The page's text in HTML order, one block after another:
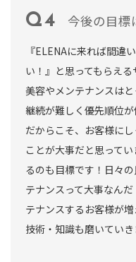
今後の目標
『ELENAに来れば間違
い！』と思ってもらえる
美容やメンテナンスは
継続が難しく優先順位が
だからこそ、お客様に
ことが大事だと思って
るのも目標です！日々
テナンスって大事なん
テナンスするお客様が
技術・知識も磨いていき